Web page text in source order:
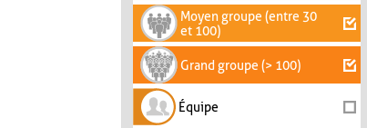
Moyen groupe (entre 30
et 100)
Grand groupe (> 100)
Équipe